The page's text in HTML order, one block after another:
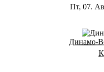
Пт, 07.
Динамо-